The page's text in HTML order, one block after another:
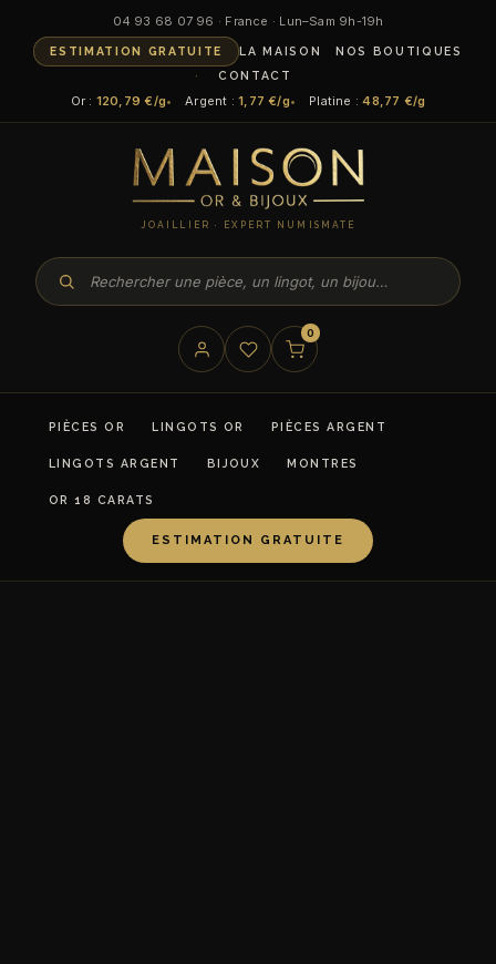
04 93 68 07 96 · France · Lun–Sam 9h-19h
ESTIMATION GRATUITE LA MAISON
NOS BOUTIQUES
CONTACT
Or : 120,79 €/g Argent :1,77 €/g Platine :48,77 €/g
JOAILLIER · EXPERT NUMISMATE
0
PIÈCES OR LINGOTS OR PIÈCES ARGENT
LINGOTS ARGENT BIJOUX MONTRES
OR 18 CARATS
ESTIMATION GRATUITE